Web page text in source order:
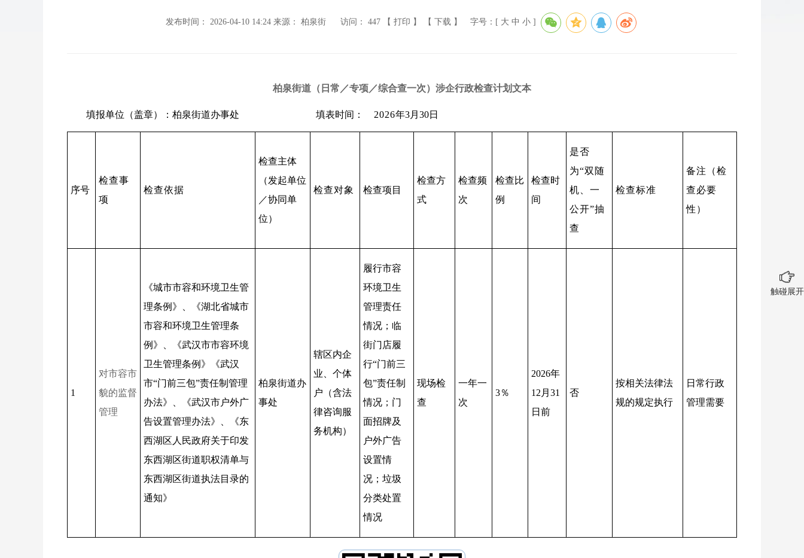
发布时间： 2026-04-10 14:24 来源： 柏泉街 访问： 447 【 打印 】 【 下载 】 字号：[ 大 中 小]
柏泉街道（日常／专项／综合查一次）涉企行政检查计划文本
填报单位（盖章）：柏泉街道办事处 填表时间： 2026年3月30日
序号
检查事
项
检查依据
检查主体
（发起单位
／协同单
位）
检查对象 检查项目
检查方
式
检查频
次
检查比
例
检查时
间
是否
为“双随
机、一
公开”抽
查
检查标准
备注
（检
查必要
性）
1
对市容市
貌的监督
管理
《城市市容和环境卫生管
理条例》、《湖北省城市
市容和环境卫生管理条
例》、《武汉市市容环境
卫生管理条例》《武汉
市“门前三包”责任制管理
办法》、《武汉市户外广
告设置管理办法》、《东
西湖区人民政府关于印发
东西湖区街道职权清单与
东西湖区街道执法目录的
通知》
柏泉街道办
事处
辖区内企
业、个体
户（含法
律咨询服
务机构）
履行市容
环境卫生
管理责任
情况；临
街门店履
行“门前三
包”责任制
情况；门
面招牌及
户外广告
设置情
况；垃圾
分类处置
情况
现场检
查
一年一
次
3％
2026年
12月31
日前
否
按相关法律法
规的规定执行
日常行政
管理需要
触碰展开